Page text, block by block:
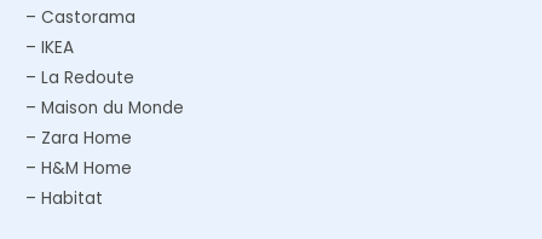
– Castorama
– IKEA
– La Redoute
– Maison du Monde
– Zara Home
– H&M Home
– Habitat